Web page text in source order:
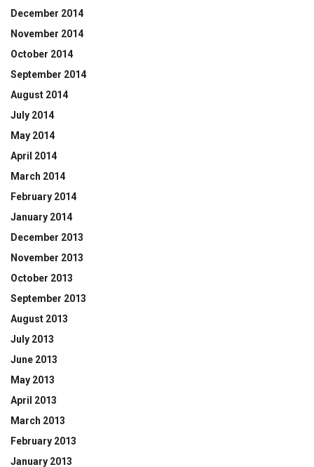
December 2014
November 2014
October 2014
September 2014
August 2014
July 2014
May 2014
April 2014
March 2014
February 2014
January 2014
December 2013
November 2013
October 2013
September 2013
August 2013
July 2013
June 2013
May 2013
April 2013
March 2013
February 2013
January 2013